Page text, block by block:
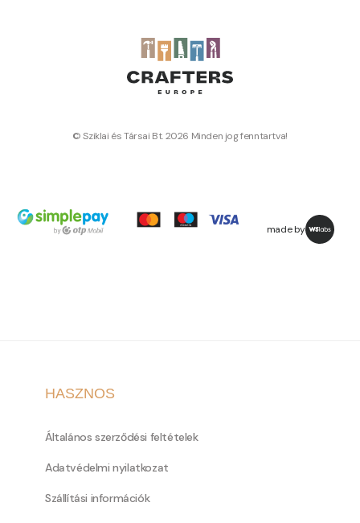
© Sziklai és Társai Bt. 2026 Minden jog fenntartva!
made by
HASZNOS
Általános szerződési feltételek
Adatvédelmi nyilatkozat
Szállítási információk